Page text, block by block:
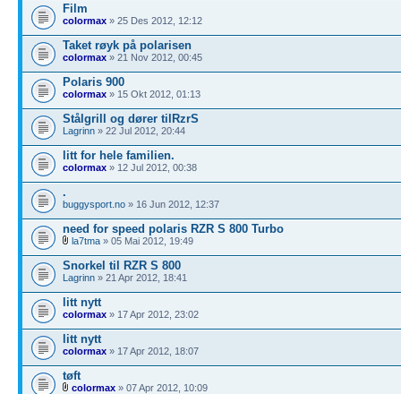
Film
colormax » 25 Des 2012, 12:12
Taket røyk på polarisen
colormax » 21 Nov 2012, 00:45
Polaris 900
colormax » 15 Okt 2012, 01:13
Stålgrill og dører tilRzrS
Lagrinn » 22 Jul 2012, 20:44
litt for hele familien.
colormax » 12 Jul 2012, 00:38
.
buggysport.no » 16 Jun 2012, 12:37
need for speed polaris RZR S 800 Turbo
la7tma » 05 Mai 2012, 19:49
Snorkel til RZR S 800
Lagrinn » 21 Apr 2012, 18:41
litt nytt
colormax » 17 Apr 2012, 23:02
litt nytt
colormax » 17 Apr 2012, 18:07
tøft
colormax » 07 Apr 2012, 10:09